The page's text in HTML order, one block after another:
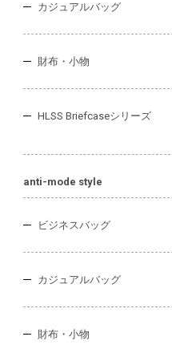
カジュアルバッグ
財布・小物
HLSS Briefcaseシリーズ
anti-mode style
ビジネスバッグ
カジュアルバッグ
財布・小物